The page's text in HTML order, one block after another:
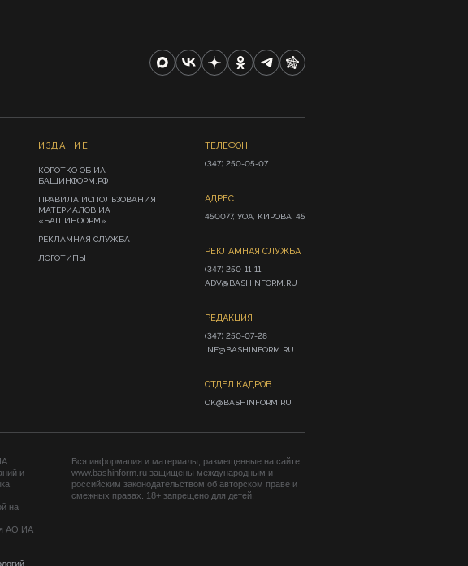
ИЗДАНИЕ
КОРОТКО ОБ ИА
БАШИНФОРМ.РФ
ПРАВИЛА ИСПОЛЬЗОВАНИЯ
МАТЕРИАЛОВ ИА
«БАШИНФОРМ»
РЕКЛАМНАЯ СЛУЖБА
ЛОГОТИПЫ
ТЕЛЕФОН
(347) 250-05-07
АДРЕС
450077, УФА, КИРОВА, 45
РЕКЛАМНАЯ СЛУЖБА
(347) 250-11-11
ADV@BASHINFORM.RU
РЕДАКЦИЯ
(347) 250-07-28
INF@BASHINFORM.RU
ОТДЕЛ КАДРОВ
OK@BASHINFORM.RU
и
на
АО ИА
Вся информация и материалы, размещенные на сайте
www.bashinform.ru защищены международным и
российским законодательством об авторском праве и
смежных правах. 18+ запрещено для детей.